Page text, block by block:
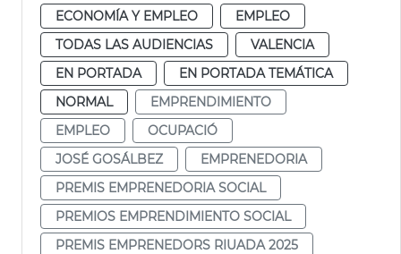
ECONOMÍA Y EMPLEO
EMPLEO
TODAS LAS AUDIENCIAS
VALENCIA
EN PORTADA
EN PORTADA TEMÁTICA
NORMAL
EMPRENDIMIENTO
EMPLEO
OCUPACIÓ
JOSÉ GOSÁLBEZ
EMPRENEDORIA
PREMIS EMPRENEDORIA SOCIAL
PREMIOS EMPRENDIMIENTO SOCIAL
PREMIS EMPRENEDORS RIUADA 2025